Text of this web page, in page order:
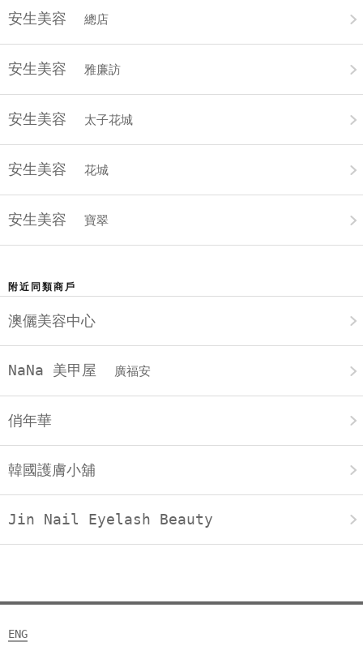
安生美容 總店
安生美容 雅廉訪
安生美容 太子花城
安生美容 花城
安生美容 寶翠
附近同類商戶
澳儷美容中心
NaNa 美甲屋 廣福安
俏年華
韓國護膚小舖
Jin Nail Eyelash Beauty
ENG